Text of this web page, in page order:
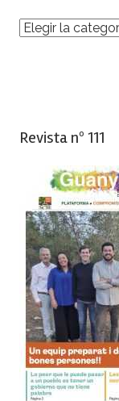
Categorías
Revista nº 111